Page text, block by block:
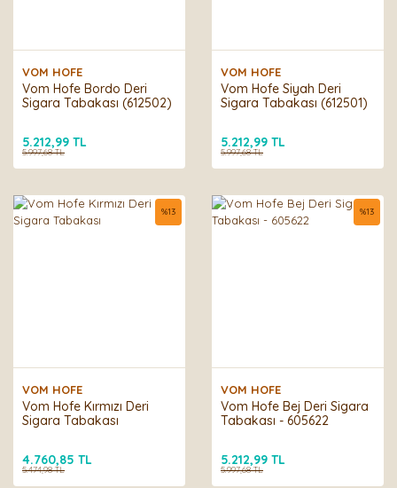
VOM HOFE
Vom Hofe Bordo Deri
Sigara Tabakası (612502)
5.212,99 TL
5.997,68 TL
VOM HOFE
Vom Hofe Siyah Deri
Sigara Tabakası (612501)
5.212,99 TL
5.997,68 TL
VOM HOFE
Vom Hofe Kırmızı Deri
Sigara Tabakası
%13
4.760,85 TL
5.474,98 TL
VOM HOFE
Vom Hofe Bej Deri Sigara
Tabakası - 605622
%13
5.212,99 TL
5.997,68 TL